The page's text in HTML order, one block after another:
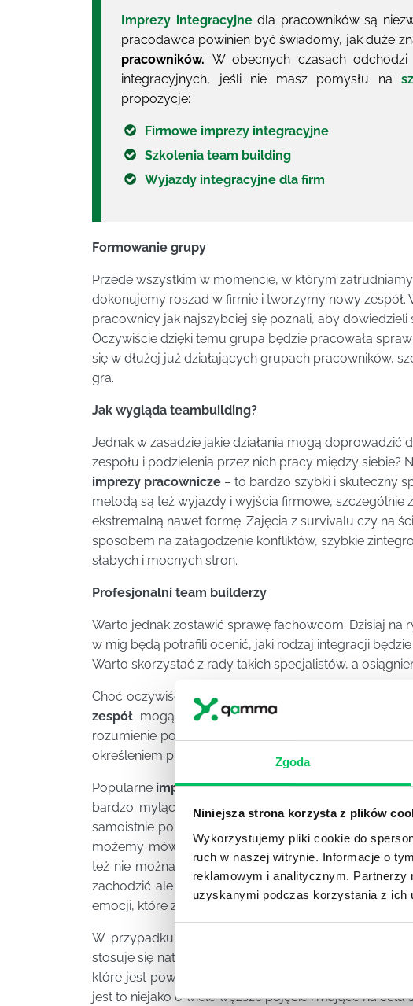
Zgoda
Niniejsza strona korzysta z plików
Wykorzystujemy pliki cookie do
ruch w naszej witrynie. Informacje o
reklamowym i analitycznym. Partnerzy
uzyskanymi podczas korzystania z ich
Imprezy integracyjnedla pracowników są
pracodawca powinien być świadomy, jak duże
pracowników. W obecnych czasach
integracyjnych, jeśli nie masz pomysłu na
propozycje:
Firmowe imprezy integracyjne
Szkolenia team building
Wyjazdy integracyjne dla firm
Formowanie grupy
Przede wszystkim w momencie, w którym
dokonujemy roszad w firmie i tworzymy nowy zespół.
pracownicy jak najszybciej się poznali, aby dowiedzieli
Oczywiście dzięki temu grupa będzie pracowała
się w dłużej już działających grupach pracowników,
gra.
Jak wygląda teambuilding?
Jednak w zasadzie jakie działania mogą doprowadzić
zespołu i podzielenia przez nich pracy między siebie?
imprezy pracownicze – to bardzo szybki i skuteczny
metodą są też wyjazdy i wyjścia firmowe,
ekstremalną nawet formę. Zajęcia z survivalu czy na
sposobem na załagodzenie konfliktów, szybkie
słabych i mocnych stron.
Profesjonalni team builderzy
Warto jednak zostawić sprawę fachowcom. Dzisiaj na
w mig będą potrafili ocenić, jaki rodzaj integracji
Warto skorzystać z rady takich specjalistów, a
Choć oczywiście rodzi to szereg komplikacji to trzeba
zespół mogą przynosić o wiele więcej niż tylko
rozumienie pojęcia integracja w kontekście
określeniem procesów mających na celu spojenie
Popularne imprezy firmowe,jak zwykło się określać
bardzo mylące. Zgodnie bowiem z przyjętymi
samoistnie pomiędzy grupami ludzi o pierwotnym
możemy mówić w przypadku mieszkańców osiedla,
też nie można mówić wprost o tym, że
pracownicy
zachodzić ale dzieje się to w sposób naturalny nie
emocji, które z racji swej natury są w oczywisty sposób
W przypadku pracowników, zwłaszcza mających
stosuje się natomiast procesu ujęte w ogólnym pojęciu
które jest powadzone według ściśle określonych
jest to niejako o wiele węższe pojęcie i mające na celu